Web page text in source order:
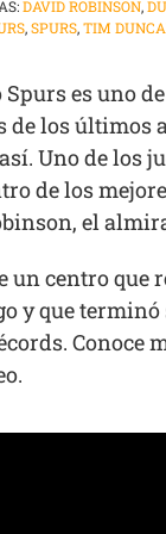
DAVID ROBINSON,
,SPURS,TIM
es uno
de los últimos
Uno de los
de los
el
un centro que
y que
Conoce